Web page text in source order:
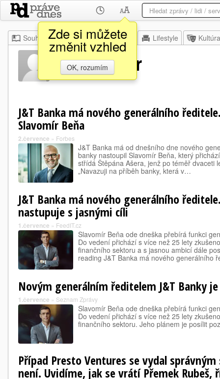
Zde si můžete
změnit vzhled
OK, rozumím
Souhrn Moje Z domova Lifestyle Kultúra
Štěpán Ašer
J&T Banka má nového generálního
Slavomír Beňa
2.července » Forbes
J&T Banka má od dnešního dne nového
banky nastoupil Slavomír Beňa, který
střídá Štěpána Ašera, jenž po téměř dvaceti
„Navazuji na příběh banky, která v…
J&T Banka má nového generálního
nastupuje s jasnými cíli
1.července » FeedIT.cz
Slavomír Beňa ode dneška přebírá funkci
Do vedení přichází s více než 25 lety
finančního sektoru a s jasnou ambicí dále
reading J&T Banka má nového generálního
Novým generálním ředitelem J&T Banky
1.července » Seznam Zprávy
Slavomír Beňa ode dneška přebírá funkci
Do vedení přichází s více než 25 lety
finančního sektoru. Jeho plánem je posílit
Případ Presto Ventures se vydal
není. Uvidíme, jak se vrátí Přemek Rubeš,